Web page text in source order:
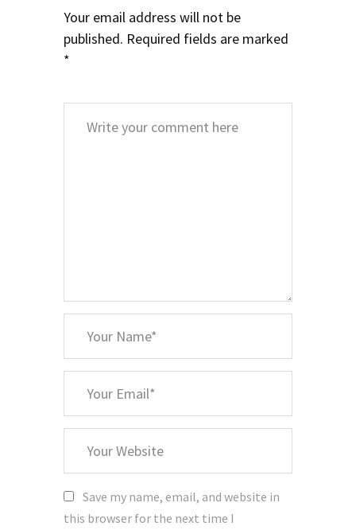
Your email address will not be
published. Required fields are marked
*
Name
Email
Website
Save my name, email, and website in
this browser for the next time I